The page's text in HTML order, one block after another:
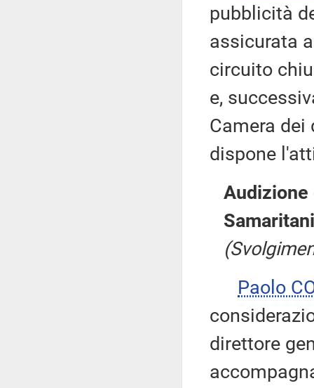
pubblicità
assicurata
circuito
e,
Camera dei
dispone
Audizione
Paolo
direttore